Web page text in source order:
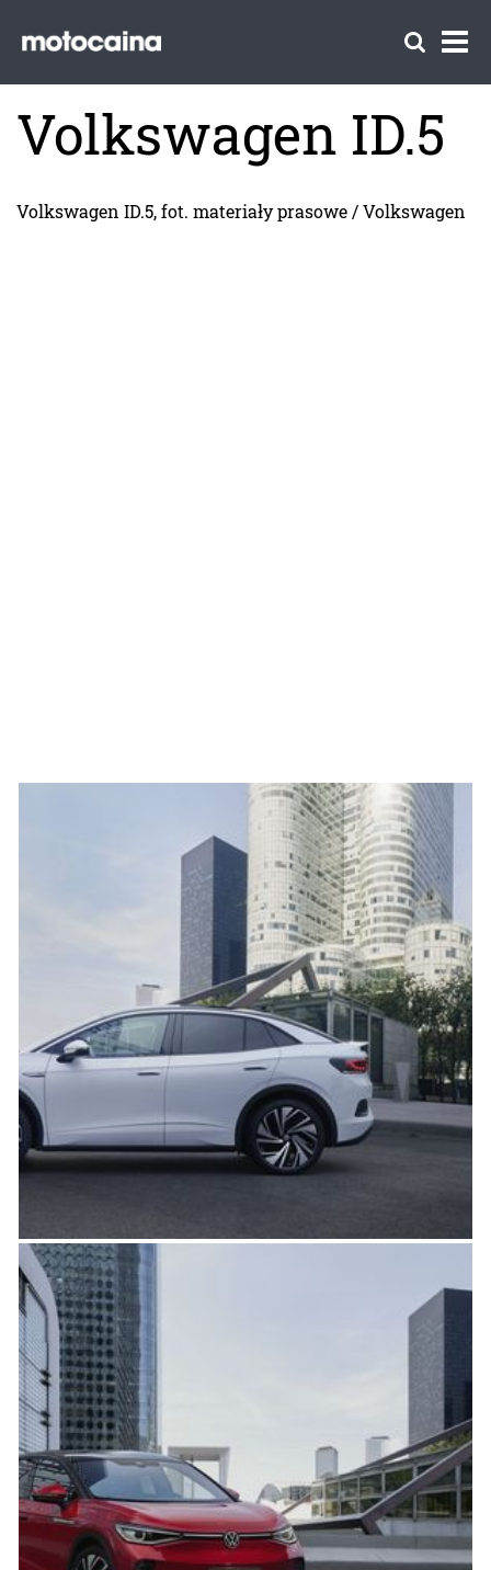
Volkswagen ID.5
Volkswagen ID.5, fot. materiały prasowe / Volkswagen